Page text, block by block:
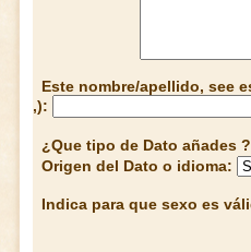
Este nombre/apellido, see
,):
¿Que tipo de Dato añades
Origen del Dato o idioma:
Indica para que sexo es